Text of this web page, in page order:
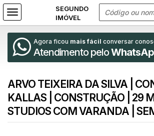
Agora ficou mais fácil conversar
Atendimento pelo
ARVO TEIXEIRA DA SILVA |
KALLAS | CONSTRUÇÃO | 29
STUDIOS COM VARANDA |